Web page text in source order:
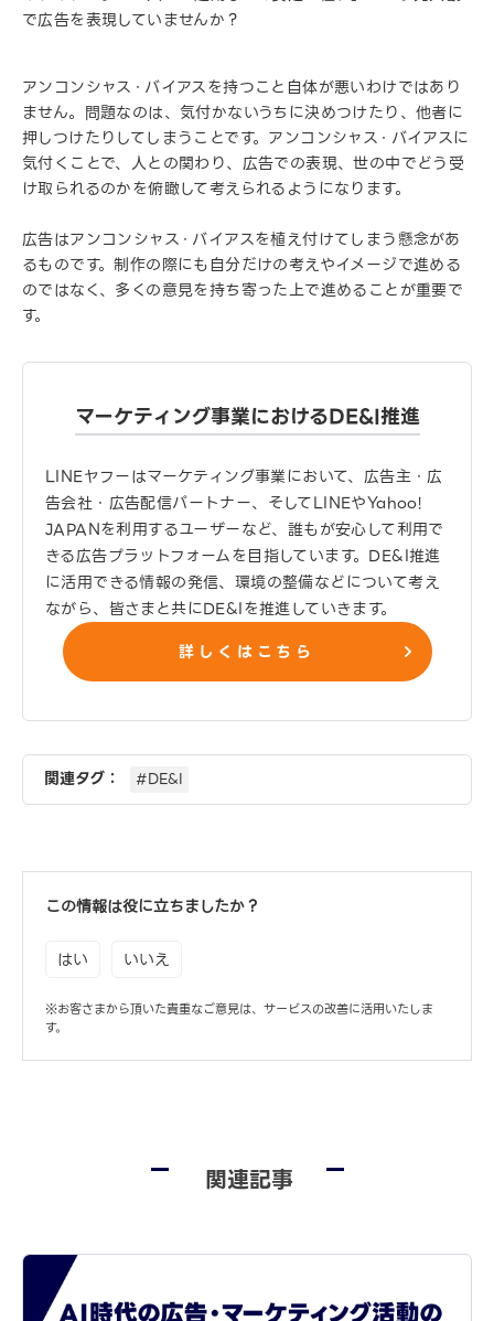
で広告を表現していませんか？
アンコンシャス・バイアスを持つこと自体が悪いわけではあり
ません。問題なのは、気付かないうちに決めつけたり、他者に
押しつけたりしてしまうことです。アンコンシャス・バイアスに
気付くことで、人との関わり、広告での表現、世の中でどう受
け取られるのかを俯瞰して考えられるようになります。
広告はアンコンシャス・バイアスを植え付けてしまう懸念があ
るものです。制作の際にも自分だけの考えやイメージで進める
のではなく、多くの意見を持ち寄った上で進めることが重要で
す。
マーケティング事業におけるDE&I推進
LINEヤフーはマーケティング事業において、広告主・広
告会社・広告配信パートナー、そしてLINEやYahoo!
JAPANを利用するユーザーなど、誰もが安心して利用で
きる広告プラットフォームを目指しています。DE&I推進
に活用できる情報の発信、環境の整備などについて考え
ながら、皆さまと共にDE&Iを推進していきます。
詳しくはこちら
関連タグ： #DE&I
この情報は役に立ちましたか？
はい いいえ
※お客さまから頂いた貴重なご意見は、サービスの改善に活用いたしま
す。
関連記事